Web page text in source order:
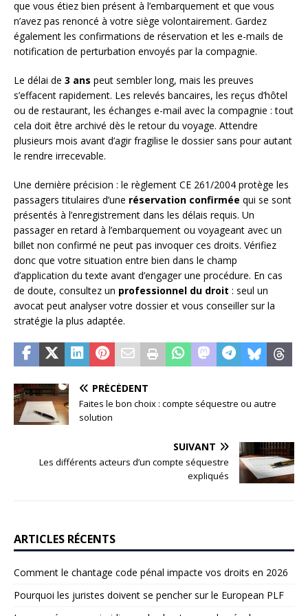
que vous étiez bien présent à l’embarquement et que vous
n’avez pas renoncé à votre siège volontairement. Gardez
également les confirmations de réservation et les e-mails de
notification de perturbation envoyés par la compagnie.
Le délai de 3 ans peut sembler long, mais les preuves
s’effacent rapidement. Les relevés bancaires, les reçus d’hôtel
ou de restaurant, les échanges e-mail avec la compagnie : tout
cela doit être archivé dès le retour du voyage. Attendre
plusieurs mois avant d’agir fragilise le dossier sans pour autant
le rendre irrecevable.
Une dernière précision : le règlement CE 261/2004 protège les
passagers titulaires d’une réservation confirmée qui se sont
présentés à l’enregistrement dans les délais requis. Un
passager en retard à l’embarquement ou voyageant avec un
billet non confirmé ne peut pas invoquer ces droits. Vérifiez
donc que votre situation entre bien dans le champ
d’application du texte avant d’engager une procédure. En cas
de doute, consultez un professionnel du droit : seul un
avocat peut analyser votre dossier et vous conseiller sur la
stratégie la plus adaptée.
PRÉCÉDENT
Faites le bon choix : compte séquestre ou autre
solution
SUIVANT
Les différents acteurs d’un compte séquestre
expliqués
ARTICLES RÉCENTS
Comment le chantage code pénal impacte vos droits en 2026
Pourquoi les juristes doivent se pencher sur le European PLF